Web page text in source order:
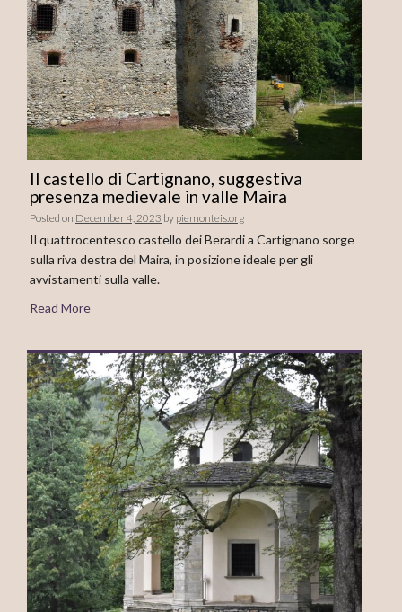
Il castello di Cartignano, suggestiva
presenza medievale in valle Maira
Posted on December 4, 2023 by piemonteis.org
Il quattrocentesco castello dei Berardi a Cartignano sorge
sulla riva destra del Maira, in posizione ideale per gli
avvistamenti sulla valle.
Read More